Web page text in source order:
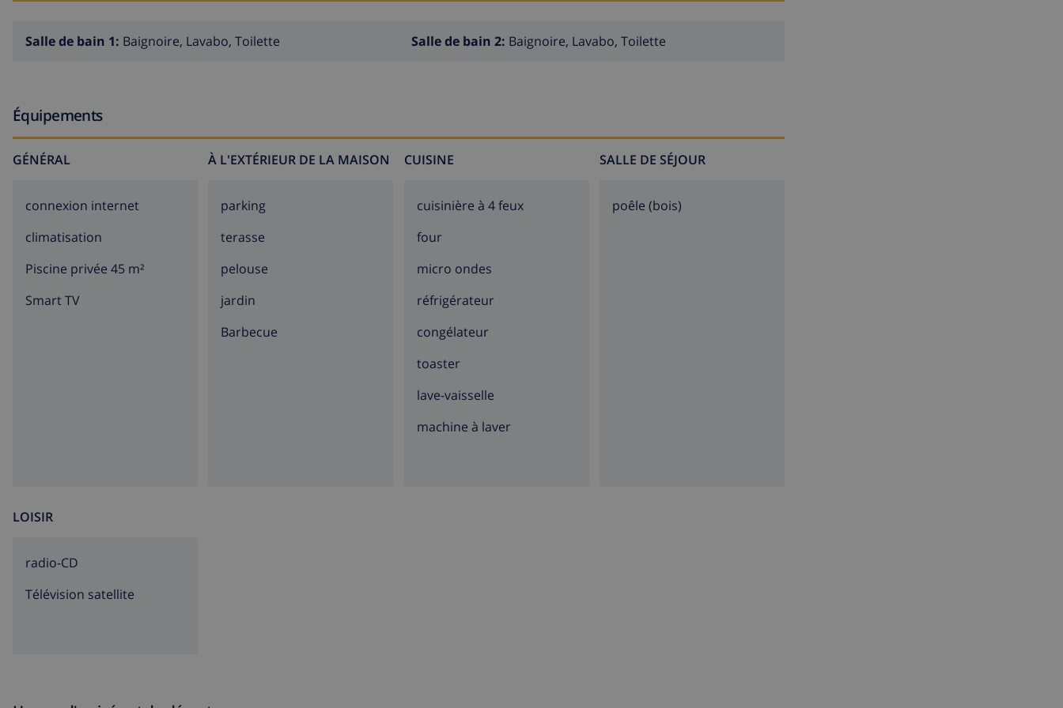
Salle de bain 1: Baignoire, Lavabo, Toilette Salle de bain 2: Baignoire, Lavabo, Toilette
Équipements
GÉNÉRAL
connexion internet
climatisation
Piscine privée 45 m²
Smart TV
À L'EXTÉRIEUR DE LA MAISON
parking
terasse
pelouse
jardin
barbecue
CUISINE
cuisinière à 4 feux
four
micro ondes
réfrigérateur
congélateur
toaster
lave-vaisselle
machine à laver
SALLE DE SÉJOUR
poêle (bois)
LOISIR
radio-CD
Télévision satellite